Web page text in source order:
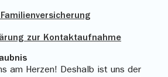
zur Kontaktaufnahme
am Herzen! Deshalb ist uns der